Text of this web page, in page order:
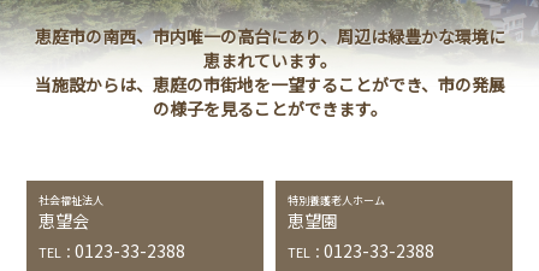
恵庭市
- 恵庭市みなみ地域包括支援センター たよれ
お問い合わせ
Close
恵庭市の南西、市内唯一の高台にあり、周辺は緑豊かな環境に
恵まれています。
当施設からは、恵庭の市街地を一望することができ、市の発展
の様子を見ることができます。
社会福祉法人
恵望会
TEL：0123-33-2388
特別養護老人ホーム
恵望園
TEL：0123-33-2388